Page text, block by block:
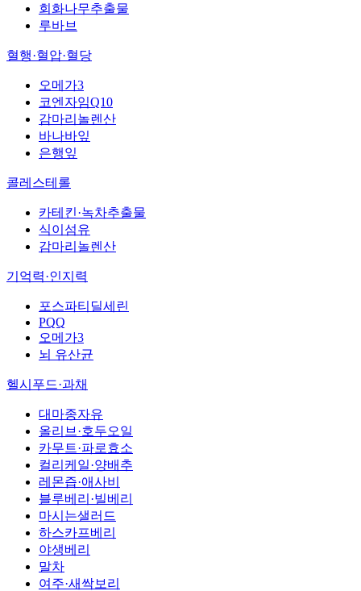
회화나무추출물
루바브
혈행·혈압·혈당
오메가3
코엔자임Q10
감마리놀렌산
바나바잎
은행잎
콜레스테롤
카테킨·녹차추출물
식이섬유
감마리놀렌산
기억력·인지력
포스파티딜세린
PQQ
오메가3
뇌 유산균
헬시푸드·과채
대마종자유
올리브·호두오일
카무트·파로효소
컬리케일·양배추
레몬즙·애사비
블루베리·빌베리
마시는샐러드
하스카프베리
야생베리
말차
여주·새싹보리